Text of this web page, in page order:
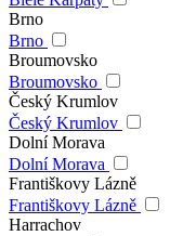
Brno
Brno
Broumovsko
Broumovsko
Český Krumlov
Český Krumlov
Dolní Morava
Dolní Morava
Františkovy Lázně
Františkovy Lázně
Harrachov